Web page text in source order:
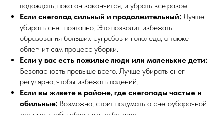
подождать, пока он закончится, и убрать все разом.
Если снегопад сильный и продолжительный: Лучше
убирать снег поэтапно. Это позволит избежать
образования больших сугробов и гололеда, а также
облегчит сам процесс уборки.
Если у вас есть пожилые люди или маленькие дети:
Безопасность превыше всего. Лучше убирать снег
регулярно, чтобы избежать падений.
Если вы живете в районе, где снегопады частые и
обильные: Возможно, стоит подумать о снегоуборочной